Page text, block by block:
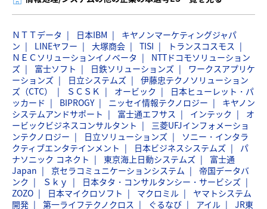
ＮＴＴデータ 日本IBM
キヤノンマーケティングジャパ
ン
LINEヤフー 大塚商会 TISI
トランスコスモス
ＮＥＣソリューションイノベータ
NTTドコモソリューション
ズ
富士ソフト 日鉄ソリューションズ
ワークスアプリケ
ーションズ
日立システムズ
伊藤忠テクノソリューション
ズ（CTC）
ＳＣＳＫ オービック
日本ヒューレット・パ
ッカード
BIPROGY ニッセイ情報テクノロジー
キヤノン
システムアンドサポート
富士通エフサス インテック
オ
ービックビジネスコンサルタント
三菱UFJインフォメーショ
ンテクノロジー
日立ソリューションズ
ソニー・インタラ
クティブエンタテインメント
日本ビジネスシステムズ
パ
ナソニック コネクト
東京海上日動システムズ
富士通
Japan
京セラコミュニケーションシステム
帝国データバ
ンク
Ｓｋｙ
日本タタ・コンサルタンシー・サービシズ
ZOZO
日本マイクロソフト マクロミル
ヤマトシステム
開発
第一ライフテクノクロス ぐるなび アイル JR東